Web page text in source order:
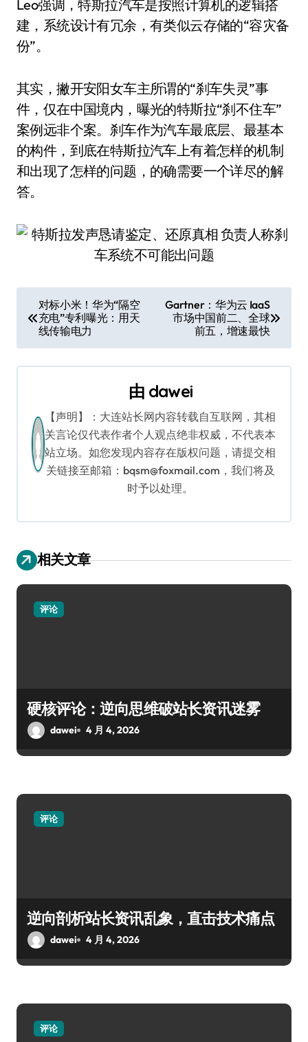
Leo强调，特斯拉汽车是按照计算机的逻辑搭
建，系统设计有冗余，有类似云存储的“容灾备
份”。
其实，撇开安阳女车主所谓的“刹车失灵”事
件，仅在中国境内，曝光的特斯拉“刹不住车”
案例远非个案。刹车作为汽车最底层、最基本
的构件，到底在特斯拉汽车上有着怎样的机制
和出现了怎样的问题，的确需要一个详尽的解
答。
章
导
对标小米！华为“隔空
充电”专利曝光：用天
线传输电力
Gartner：华为云 IaaS
市场中国前二、全球
前五，增速最快
由 dawei
【声明】：大连站长网内容转载自互联网，其相
关言论仅代表作者个人观点绝非权威，不代表本
站立场。如您发现内容存在版权问题，请提交相
关链接至邮箱：bqsm@foxmail.com，我们将及
时予以处理。
相关文章
评论
硬核评论：逆向思维破站长资讯迷雾
dawei 4 月 4, 2026
评论
逆向剖析站长资讯乱象，直击技术痛点
dawei 4 月 4, 2026
评论